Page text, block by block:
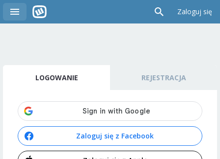
Zaloguj się
LOGOWANIE REJESTRACJA
Zaloguj się z Facebook